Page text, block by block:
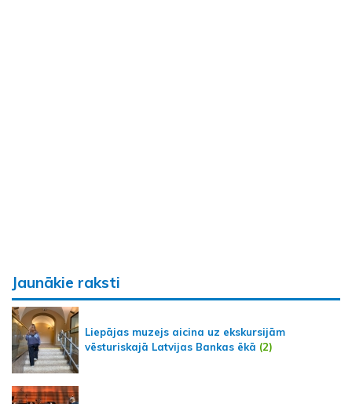
Jaunākie raksti
Liepājas muzejs aicina uz ekskursijām
vēsturiskajā Latvijas Bankas ēkā (2)